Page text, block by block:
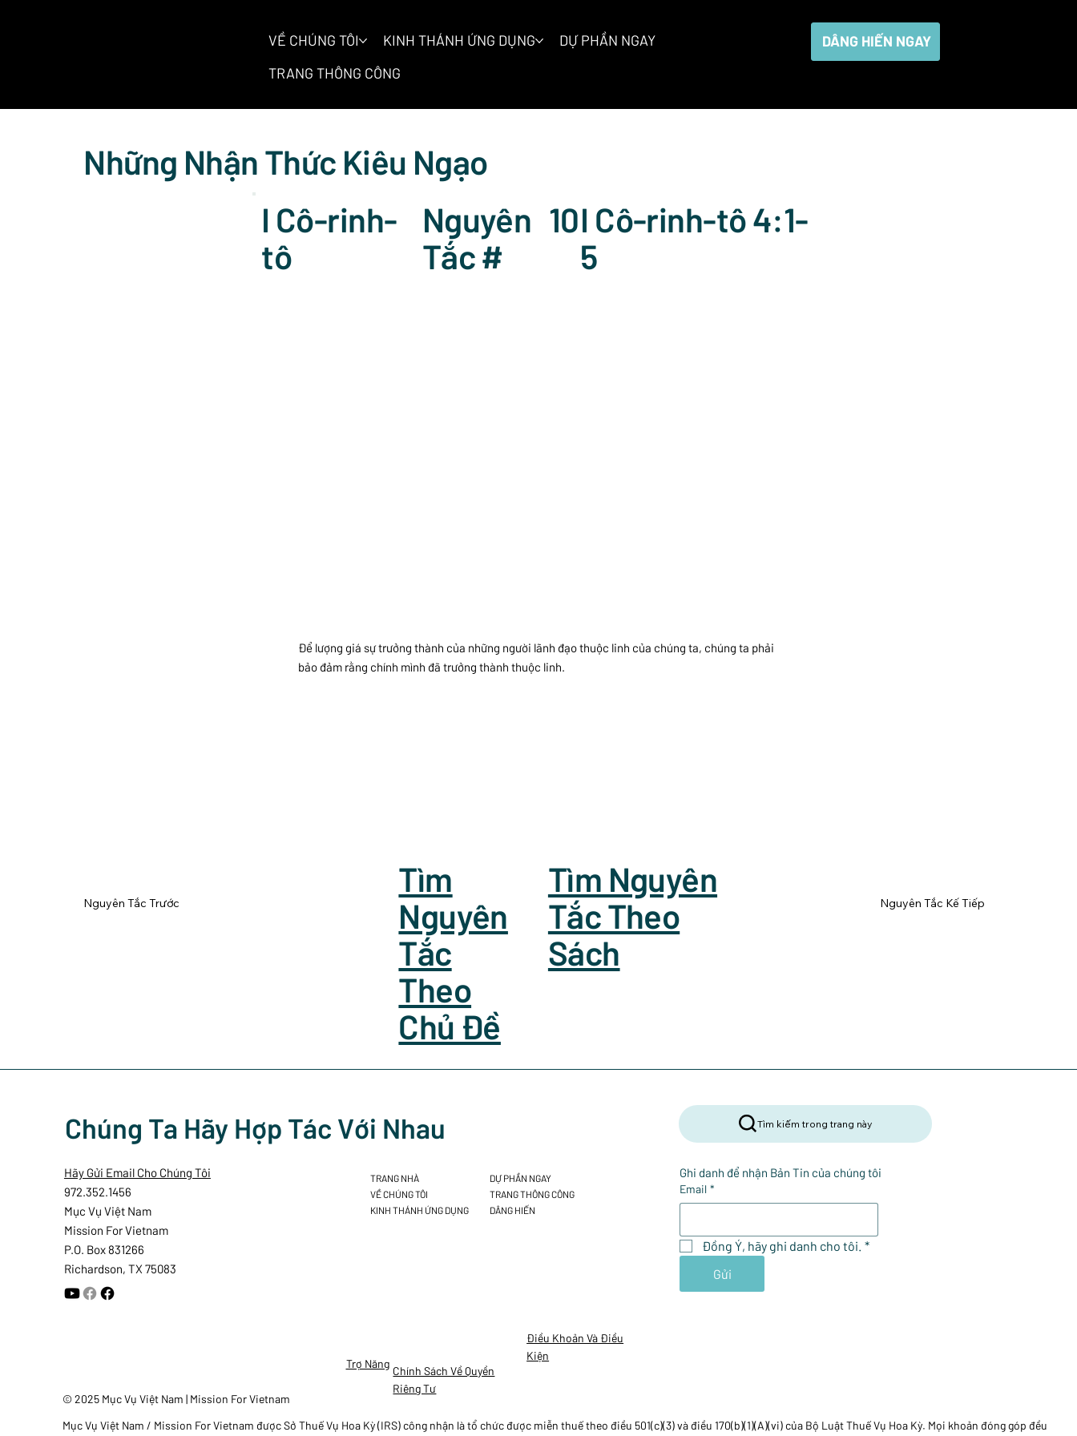
VỀ CHÚNG TÔI KINH THÁNH ỨNG DỤNG
DỰ PHẦN NGAY
TRANG THÔNG CÔNG
DÂNG HIẾN NGAY
Nguyên Tắc Trước
Tìm
Nguyên
Tắc
Theo
Chủ Đề
Tìm Nguyên
Tắc Theo
Sách
Nguyên Tắc Kế Tiếp
Những Nhận Thức Kiêu Ngạo
I Cô-rinh-
tô
Nguyên
Tắc #
10I Cô-rinh-tô 4:1-
5
Để lượng giá sự trưởng thành của những người lãnh đạo thuộc linh của chúng ta, chúng ta phải
bảo đảm rằng chính mình đã trưởng thành thuộc linh.
Chúng Ta Hãy Hợp Tác Với Nhau
Điều Khoản Và Điều
Kiện
Trợ Năng
Chính Sách Về Quyền
Riêng Tư
© 2025 Mục Vụ Việt Nam | Mission For Vietnam
Mục Vụ Việt Nam / Mission For Vietnam được Sở Thuế Vụ Hoa Kỳ (IRS) công nhận là tổ chức được miễn thuế theo điều 501(c)(3) và điều 170(b)(1)(A)(vi) của Bộ Luật Thuế Vụ Hoa Kỳ. Mọi khoản đóng góp đều
Tìm kiếm trong trang này
Ghi danh để nhận Bản Tin của chúng tôi
Email *
Đồng Ý, hãy ghi danh cho tôi. *
Gửi
Hãy Gửi Email Cho Chúng Tôi
972.352.1456
Mục Vụ Việt Nam
Mission For Vietnam
P.O. Box 831266
Richardson, TX 75083
TRANG NHÀ
VỀ CHÚNG TÔI
KINH THÁNH ỨNG DỤNG
DỰ PHẦN NGAY
TRANG THÔNG CÔNG
DÂNG HIẾN